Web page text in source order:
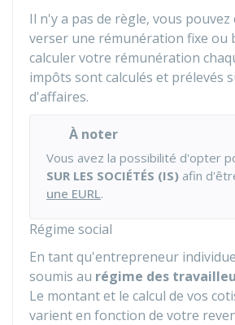
Il n'y a pas de règle, vous pouvez
verser une rémunération fixe ou
calculer votre rémunération
impôts sont calculés et prélevés
d'affaires.
À noter
Vous avez la possibilité d'opter
SUR LES SOCIÉTÉS (IS) afin
une EURL.
Régime social
En tant qu'entrepreneur
soumis au régime des
Le montant et le calcul de vos
varient en fonction de votre